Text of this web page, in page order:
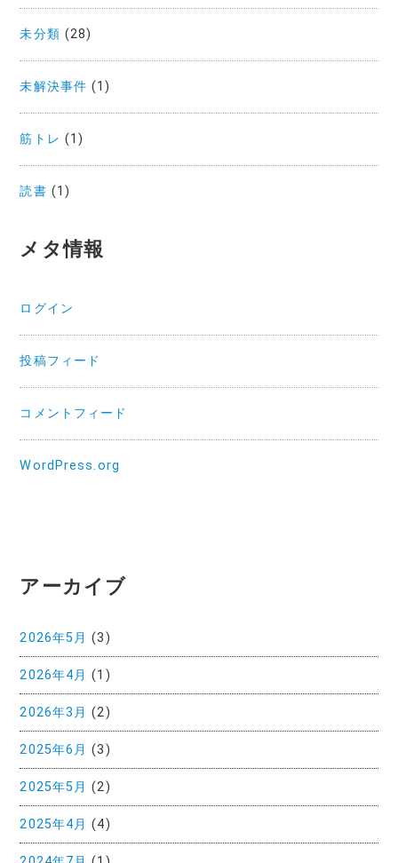
未分類 (28)
未解決事件 (1)
筋トレ (1)
読書 (1)
メタ情報
ログイン
投稿フィード
コメントフィード
WordPress.org
アーカイブ
2026年5月 (3)
2026年4月 (1)
2026年3月 (2)
2025年6月 (3)
2025年5月 (2)
2025年4月 (4)